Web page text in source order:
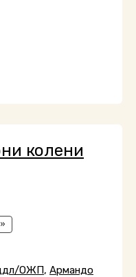
колени
ОЖП, Армандо